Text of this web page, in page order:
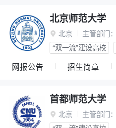
北京师范大学
 北京 主管部门：
“双一流”建设高校
网报公告 招生简章
首都师范大学
 北京 主管部门：